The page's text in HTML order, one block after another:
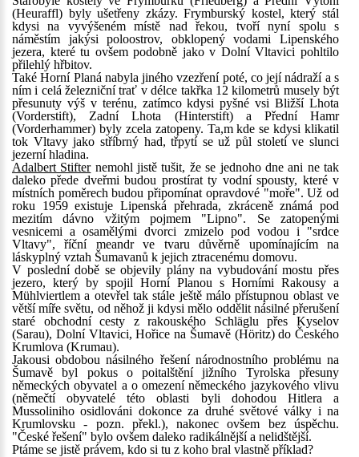
(Heuraffl) byly ušetřeny zkázy. Frymburský kostel, který stál
kdysi na vyvýšeném místě nad řekou, tvoří nyní spolu s
náměstím jakýsi poloostrov, obklopený vodami Lipenského
jezera, které tu ovšem podobně jako v Dolní Vltavici pohltilo
přilehlý hřbitov.
Také Horní Planá nabyla jiného vzezření poté, co její nádraží a s
ním i celá železniční trať v délce takřka 12 kilometrů musely být
přesunuty výš v terénu, zatímco kdysi pyšné vsi Bližší Lhota
(Vorderstift), Zadní Lhota (Hinterstift) a Přední Hamr
(Vorderhammer) byly zcela zatopeny. Ta,m kde se kdysi klikatil
tok Vltavy jako stříbrný had, třpytí se už půl století ve slunci
jezerní hladina.
Adalbert Stifternemohl jistě tušit, že se jednoho dne ani ne tak
daleko přede dveřmi budou prostírat ty vodní spousty, které v
místních poměrech budou připomínat opravdové "moře". Už od
roku 1959 existuje Lipenská přehrada, zkráceně známá pod
mezitím dávno vžitým pojmem "Lipno". Se zatopenými
vesnicemi a osamělými dvorci zmizelo pod vodou i "srdce
Vltavy", říční meandr ve tvaru důvěrně upomínajícím na
láskyplný vztah Šumavanů k jejich ztracenému domovu.
V poslední době se objevily plány na vybudování mostu přes
jezero, který by spojil Horní Planou s Horními Rakousy a
Mühlviertlem a otevřel tak stále ještě málo přístupnou oblast ve
větší míře světu, od něhož ji kdysi mělo oddělit násilné přerušení
staré obchodní cesty z rakouského Schläglu přes Kyselov
(Sarau), Dolní Vltavici, Hořice na Šumavě (Höritz) do Českého
Krumlova (Krumau).
Jakousi obdobou násilného řešení národnostního problému na
Šumavě byl pokus o poitalštění jižního Tyrolska přesuny
německých obyvatel a o omezení německého jazykového vlivu
(němečtí obyvatelé této oblasti byli dohodou Hitlera a
Mussoliniho osidlováni dokonce za druhé světové války i na
Krumlovsku - pozn. překl.), nakonec ovšem bez úspěchu.
"České řešení" bylo ovšem daleko radikálnější a nelidštější.
Ptáme se jistě právem, kdo si tu z koho bral vlastně příklad?